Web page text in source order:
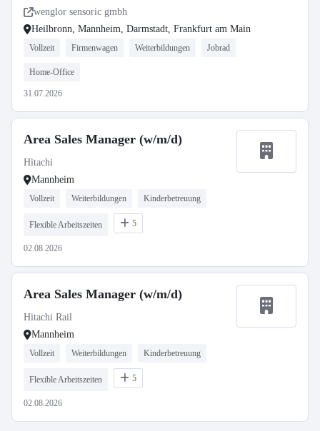
wenglor sensoric gmbh
Heilbronn, Mannheim, Darmstadt, Frankfurt am Main
Vollzeit Firmenwagen Weiterbildungen Jobrad
Home-Office
31.07.2026
Area Sales Manager (w/m/d)
Hitachi
Mannheim
Vollzeit Weiterbildungen Kinderbetreuung
Flexible Arbeitszeiten 5
02.08.2026
Area Sales Manager (w/m/d)
Hitachi Rail
Mannheim
Vollzeit Weiterbildungen Kinderbetreuung
Flexible Arbeitszeiten 5
02.08.2026